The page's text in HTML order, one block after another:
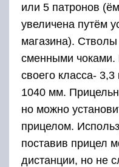
или 5 патронов
увеличена путём
магазина).
сменными чоками.
своего класса-
1040 мм.
но можно
прицелом.
поставив прицел
дистанции, но не